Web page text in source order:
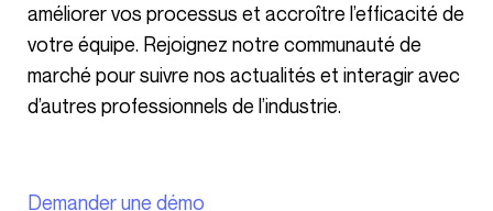
améliorer vos processus et accroître l’efficacité de
votre équipe. Rejoignez notre communauté de
marché pour suivre nos actualités et interagir avec
d’autres professionnels de l’industrie.
Demander une démo